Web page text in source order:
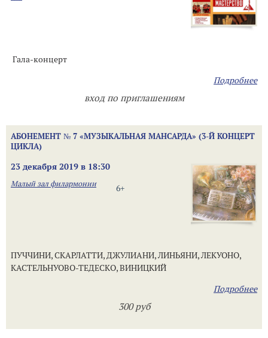
Гала-концерт
Подробнее
вход по приглашениям
АБОНЕМЕНТ № 7 «МУЗЫКАЛЬНАЯ МАНСАРДА» (3-Й КОНЦЕРТ
ЦИКЛА)
23 декабря 2019 в 18:30
6+
Малый зал филармонии
ПУЧЧИНИ, СКАРЛАТТИ, ДЖУЛИАНИ, ЛИНЬЯНИ, ЛЕКУОНО,
КАСТЕЛЬНУОВО-ТЕДЕСКО, ВИНИЦКИЙ
Подробнее
300 руб